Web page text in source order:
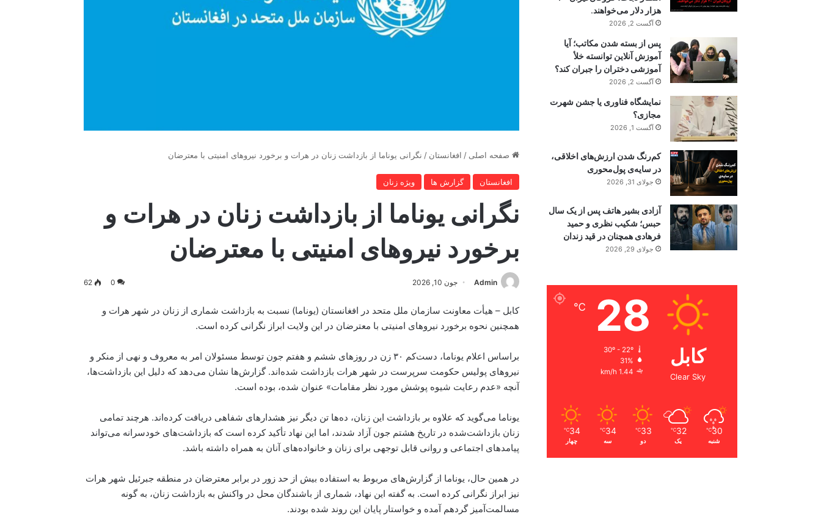
صفحه اصلی / افغانستان / نگرانی یوناما از بازداشت زنان در هرات و برخورد نیروهای امنیتی با معترضان
افغانستان گزارش ها ویژه زنان
نگرانی یوناما از بازداشت زنان در هرات و
برخورد نیروهای امنیتی با معترضان
Admin جون 10, 2026 0
62
کابل – هیأت معاونت سازمان ملل متحد در افغانستان (یوناما) نسبت به بازداشت شماری از زنان در شهر هرات و
همچنین نحوه برخورد نیروهای امنیتی با معترضان در این ولایت ابراز نگرانی کرده است.
براساس اعلام یوناما، دست‌کم ۳۰ زن در روزهای ششم و هفتم جون توسط مسئولان امر به معروف و نهی از منکر و
نیروهای پولیس حکومت سرپرست در شهر هرات بازداشت شده‌اند. گزارش‌ها نشان می‌دهد که دلیل این بازداشت‌ها،
آنچه «عدم رعایت شیوه پوشش مورد نظر مقامات» عنوان شده، بوده است.
یوناما می‌گوید که علاوه بر بازداشت این زنان، ده‌ها تن دیگر نیز هشدارهای شفاهی دریافت کرده‌اند. هرچند تمامی
زنان بازداشت‌شده در تاریخ هشتم جون آزاد شدند، اما این نهاد تأکید کرده است که بازداشت‌های خودسرانه می‌تواند
پیامدهای اجتماعی و روانی قابل توجهی برای زنان و خانواده‌های آنان به همراه داشته باشد.
در همین حال، یوناما از گزارش‌های مربوط به استفاده بیش از حد زور در برابر معترضان در منطقه جبرئیل شهر هرات
نیز ابراز نگرانی کرده است. به گفته این نهاد، شماری از باشندگان محل در واکنش به بازداشت زنان، به گونه
مسالمت‌آمیز گردهم آمده و خواستار پایان این روند شده بودند.
هزار دلار می‌خواهند.
آگست 2, 2026
پس از بسته شدن مکاتب؛ آیا
آموزش آنلاین توانسته خلأ
آموزشی دختران را جبران کند؟
آگست 2, 2026
نمایشگاه فناوری یا جشن شهرت
مجازی؟
آگست 1, 2026
کم‌رنگ شدن ارزش‌های اخلاقی،
در سایه‌ی پول‌محوری
جولای 31, 2026
آزادی بشیر هاتف پس از یک سال
حبس؛ شکیب نظری و حمید
فرهادی همچنان در قید زندان
جولای 29, 2026
کابل
Clear Sky
28
℃
30º - 22º
31%
1.44 km/h
30
℃
شنبه
32
℃
یک
33
℃
دو
34
℃
سه
34
℃
چهار